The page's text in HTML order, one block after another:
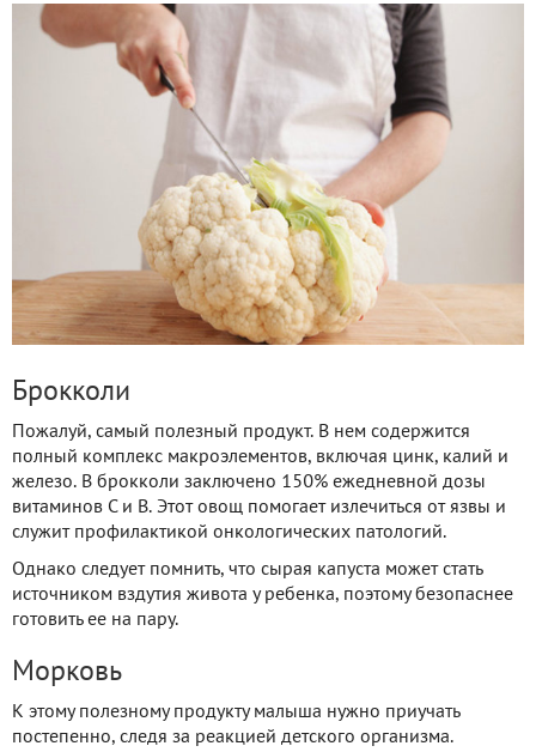
Брокколи
Пожалуй, самый полезный продукт. В нем содержится
полный комплекс макроэлементов, включая цинк, калий и
железо. В брокколи заключено 150% ежедневной дозы
витаминов C и B. Этот овощ помогает излечиться от язвы и
служит профилактикой онкологических патологий.
Однако следует помнить, что сырая капуста может стать
источником вздутия живота у ребенка, поэтому безопаснее
готовить ее на пару.
Морковь
К этому полезному продукту малыша нужно приучать
постепенно, следя за реакцией детского организма.